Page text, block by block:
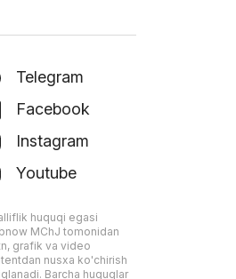
Telegram
Facebook
Instagram
Youtube
huquqi egasi
MChJ tomonidan
grafik va video
nusxa ko'chirish
Barcha huquqlar